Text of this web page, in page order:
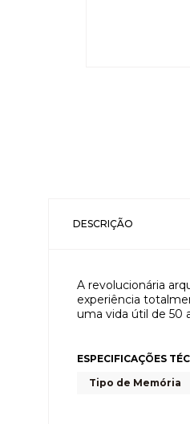
DESCRIÇÃO
A revolucionária
experiência
uma vida útil de 50
ESPECIFICAÇÕES
Tipo de Memória